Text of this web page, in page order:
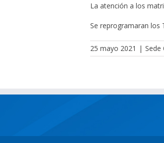
La atención a los
Se reprogramaran los
25 mayo 2021 | Sede